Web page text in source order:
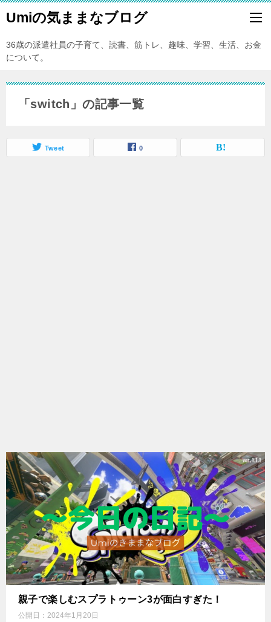
Umiの気ままなブログ
36歳の派遣社員の子育て、読書、筋トレ、趣味、学習、生活、お金
について。
「switch」の記事一覧
Tweet 0
親子で楽しむスプラトゥーン3が面白すぎた！
公開日： 2024年1月20日